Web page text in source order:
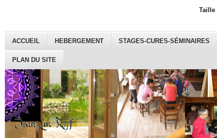
ACCUEIL HEBERGEMENT STAGES-CURES-SÉMINAIRES
PLAN DU SITE
Taille